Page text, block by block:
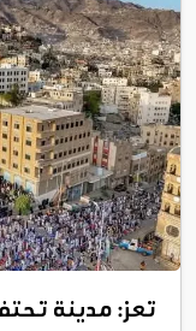
تعز: مدينة